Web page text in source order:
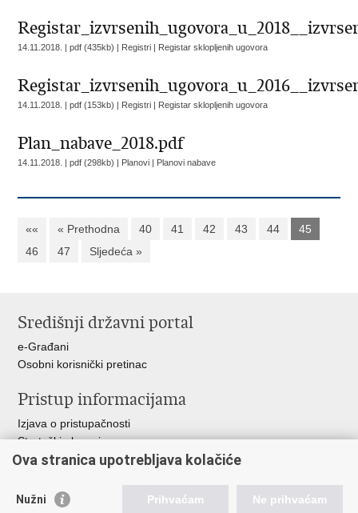
14.11.2018. | pdf (435kb) | Registri | Registar sklopljenih ugovora
14.11.2018. | pdf (153kb) | Registri | Registar sklopljenih ugovora
Plan_nabave_2018.pdf
14.11.2018. | pdf (298kb) | Planovi | Planovi nabave
«« « Prethodna 40 41 42 43 44
45
46
47 Sljedeća »
Središnji državni portal
e-Građani
Osobni korisnički pretinac
Pristup informacijama
Izjava o pristupačnosti
Strateški planovi
Planovi nabave
Financijski dokumenti
Ova stranica upotrebljava kolačiće
Nužni Prihvaćam Ne prihvaćam